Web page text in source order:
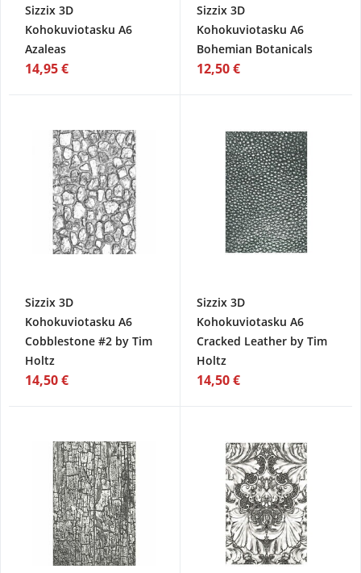
Sizzix 3D
Kohokuviotasku A6
Azaleas
14,95 €
Sizzix 3D
Kohokuviotasku A6
Bohemian Botanicals
12,50 €
Sizzix 3D
Kohokuviotasku A6
Cobblestone #2 by Tim
Holtz
14,50 €
Sizzix 3D
Kohokuviotasku A6
Cracked Leather by Tim
Holtz
14,50 €